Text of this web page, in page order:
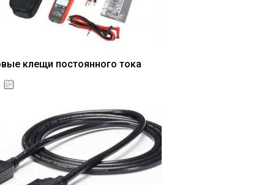
клещи постоянного тока